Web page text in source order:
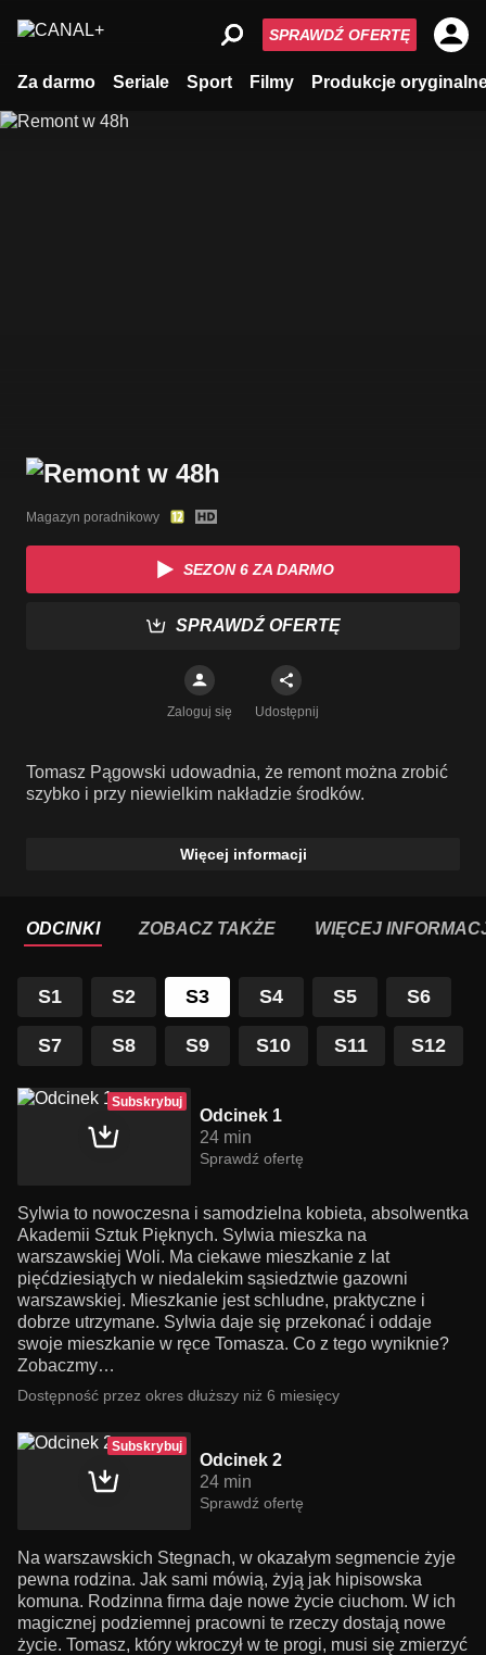
Za darmo Seriale Sport Filmy Produkcje
SPRAWDŹ OFERTĘ
Magazyn poradnikowy
SEZON 6 ZA DARMO
SPRAWDŹ OFERTĘ
Zaloguj się Udostępnij
Tomasz Pągowski udowadnia, że remont można zrobić
szybko i przy niewielkim nakładzie środków.
Więcej informacji
ODCINKI ZOBACZ TAKŻE WIĘCEJ
S1 S2 S3 S4 S5 S6
S7 S8 S9 S10 S11 S12
Subskrybuj
Odcinek 1
24 min
Sprawdź ofertę
Sylwia to nowoczesna i samodzielna kobieta, absolwentka
Akademii Sztuk Pięknych. Sylwia mieszka na
warszawskiej Woli. Ma ciekawe mieszkanie z lat
pięćdziesiątych w niedalekim sąsiedztwie gazowni
warszawskiej. Mieszkanie jest schludne, praktyczne i
dobrze utrzymane. Sylwia daje się przekonać i oddaje
swoje mieszkanie w ręce Tomasza. Co z tego wyniknie?
Zobaczmy…
Dostępność przez okres dłuższy niż 6 miesięcy
Subskrybuj
Odcinek 2
24 min
Sprawdź ofertę
Na warszawskich Stegnach, w okazałym segmencie żyje
pewna rodzina. Jak sami mówią, żyją jak hipisowska
komuna. Rodzinna firma daje nowe życie ciuchom. W ich
magicznej podziemnej pracowni te rzeczy dostają nowe
życie. Tomasz, który wkroczył w te progi, musi się zmierzyć